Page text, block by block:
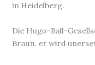
in Heidelberg.
Die Hugo-Ball-
Braun, er wird